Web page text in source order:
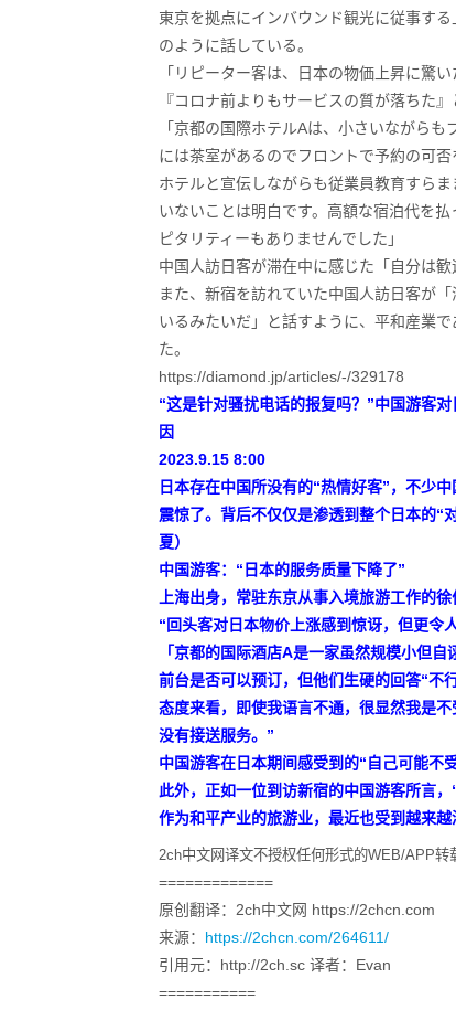
東京を拠点にインバウンド観光に従事す
のように話している。
「リピーター客は、日本の物価上昇に驚
『コロナ前よりもサービスの質が落ちた』
「京都の国際ホテルAは、小さいながら
には茶室があるのでフロントで予約の可
ホテルと宣伝しながらも従業員教育すら
いないことは明白です。高額な宿泊代を
ピタリティーもありませんでした」
中国人訪日客が滞在中に感じた「自分は
また、新宿を訪れていた中国人訪日客が
いるみたいだ」と話すように、平和産業
た。
https://diamond.jp/articles/-/329178
“这是针对骚扰电话的报复吗？”中国游客
因
2023.9.15 8:00
日本存在中国所没有的“热情好客”，不少
震惊了。背后不仅仅是渗透到整个日本的“
夏）
中国游客：“日本的服务质量下降了”
上海出身，常驻东京从事入境旅游工作的
“回头客对日本物价上涨感到惊讶，但更令
「京都的国际酒店A是一家虽然规模小但
前台是否可以预订，但他们生硬的回答“不
态度来看，即使我语言不通，很显然我是
没有接送服务。”
中国游客在日本期间感受到的“自己可能不
此外，正如一位到访新宿的中国游客所言，
作为和平产业的旅游业，最近也受到越来越
2ch中文网译文不授权任何形式的WEB/APP转
=============
原创翻译：2ch中文网 https://2chcn.com
来源： https://2chcn.com/264611/
引用元：http://2ch.sc 译者：Evan
===========